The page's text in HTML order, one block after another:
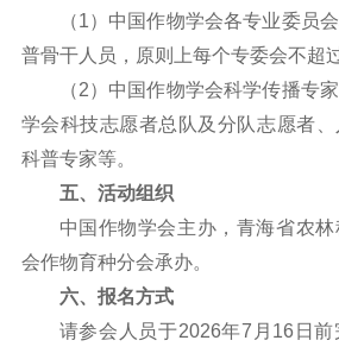
（1）中国作物学会各专业委员
普骨干人员，原则上每个专委会不超
（2）中国作物学会科学传播专
学会科技志愿者总队及分队志愿者
科普专家等。
五、活动组织
中国作物学会主办，青海省农
会作物育种分会承办。
六、报名方式
请参会人员于2026年7月16日